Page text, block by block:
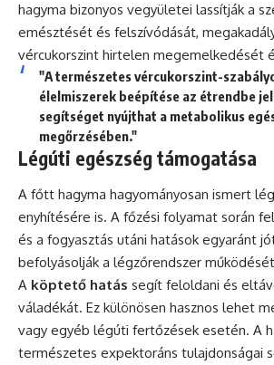
hagyma bizonyos vegyületei lassítják a
emésztését és felszívódását,
vércukorszint hirtelen megemelkedését
"A természetes vércukorszint-
élelmiszerek beépítése az étrendbe
segítséget nyújthat a metabolikus
megőrzésében."
Légúti egészség támogatása
A főtt hagyma hagyományosan ismert
enyhítésére is. A főzési folyamat során
és a fogyasztás utáni hatások egyaránt
befolyásolják a légzőrendszer
A köptető hatás segít feloldani és
váladékát. Ez különösen hasznos lehet
vagy egyéb légúti fertőzések esetén. A
természetes expektoráns tulajdonságai